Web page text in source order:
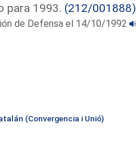
para 1993. (212/001888)
de Defensa el 14/10/1992
(Convergencia i Unió)